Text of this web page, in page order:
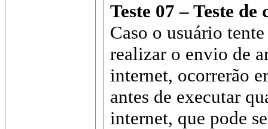
Teste 07 – Teste
Caso o usuário
realizar o envio de
internet, ocorrerão
antes de executar
internet, que pode